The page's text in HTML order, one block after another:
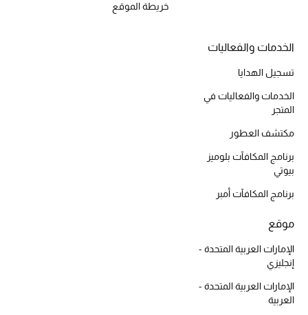
خريطة الموقع
الخدمات والفعاليات
تسجيل الهدايا
الخدمات والفعاليات في
المتجر
مكتشف العطور
برنامج المكافآت بلوميز
بيوتي
برنامج المكافآت أمبر
موقع
الإمارات العربية المتحدة -
إنجليزي
الإمارات العربية المتحدة -
العربية